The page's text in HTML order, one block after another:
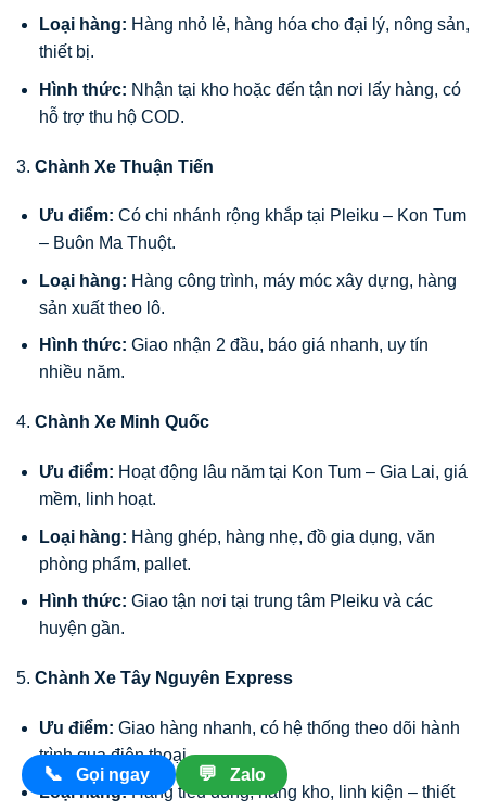
Loại hàng: Hàng nhỏ lẻ, hàng hóa cho đại lý, nông sản,
thiết bị.
Hình thức: Nhận tại kho hoặc đến tận nơi lấy hàng, có
hỗ trợ thu hộ COD.
3. Chành Xe Thuận Tiến
Ưu điểm: Có chi nhánh rộng khắp tại Pleiku – Kon Tum
– Buôn Ma Thuột.
Loại hàng: Hàng công trình, máy móc xây dựng, hàng
sản xuất theo lô.
Hình thức: Giao nhận 2 đầu, báo giá nhanh, uy tín
nhiều năm.
4. Chành Xe Minh Quốc
Ưu điểm: Hoạt động lâu năm tại Kon Tum – Gia Lai, giá
mềm, linh hoạt.
Loại hàng: Hàng ghép, hàng nhẹ, đồ gia dụng, văn
phòng phẩm, pallet.
Hình thức: Giao tận nơi tại trung tâm Pleiku và các
huyện gần.
5. Chành Xe Tây Nguyên Express
Ưu điểm: Giao hàng nhanh, có hệ thống theo dõi hành
trình qua điện thoại.
Loại hàng:Hàng tiêu dùng, hàng kho, linh kiện – thiết
📞 Gọi ngay 💬 Zalo